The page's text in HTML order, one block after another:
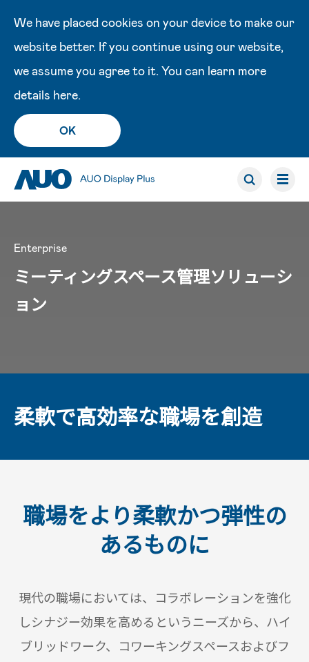
We have placed cookies on your device to make our
website better. If you continue using our website,
we assume you agree to it. You can learn more
details here.
OK
Enterprise
ミーティングスペース管理ソリューシ
ョン
柔軟で高効率な職場を創造
職場をより柔軟かつ弾性の
あるものに
現代の職場においては、コラボレーションを強化
しシナジー効果を高めるというニーズから、ハイ
ブリッドワーク、コワーキングスペースおよびフ